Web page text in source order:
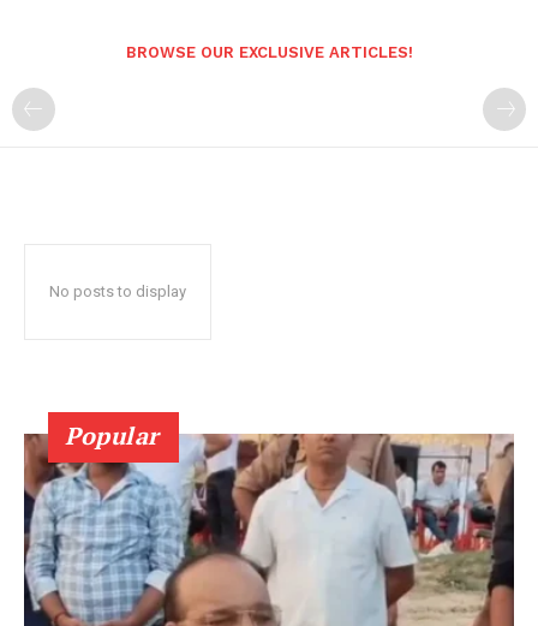
BROWSE OUR EXCLUSIVE ARTICLES!
No posts to display
Popular